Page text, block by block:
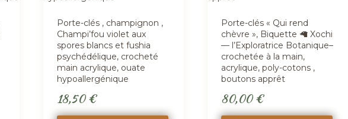
Porte-clés , champignon ,
Champi’fou violet aux
spores blancs et fushia
psychédélique, crocheté
main acrylique, ouate
hypoallergénique
18,50€
Porte-clés « Qui rend
chèvre », Biquette 🦙 Xochi
— l’Exploratrice Botanique–
crochetée à la main,
acrylique, poly-cotons ,
boutons apprêt
80,00€